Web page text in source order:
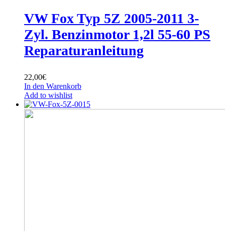
VW Fox Typ 5Z 2005-2011 3-
Zyl. Benzinmotor 1,2l 55-60 PS
Reparaturanleitung
22,00€
In den Warenkorb
Add to wishlist